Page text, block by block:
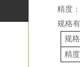
精度
规格
规格
精度